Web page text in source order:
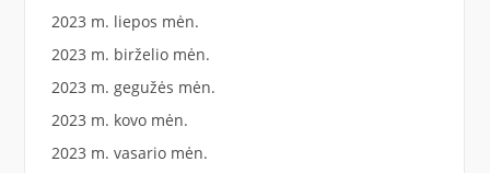
2023 m. liepos mėn.
2023 m. birželio mėn.
2023 m. gegužės mėn.
2023 m. kovo mėn.
2023 m. vasario mėn.